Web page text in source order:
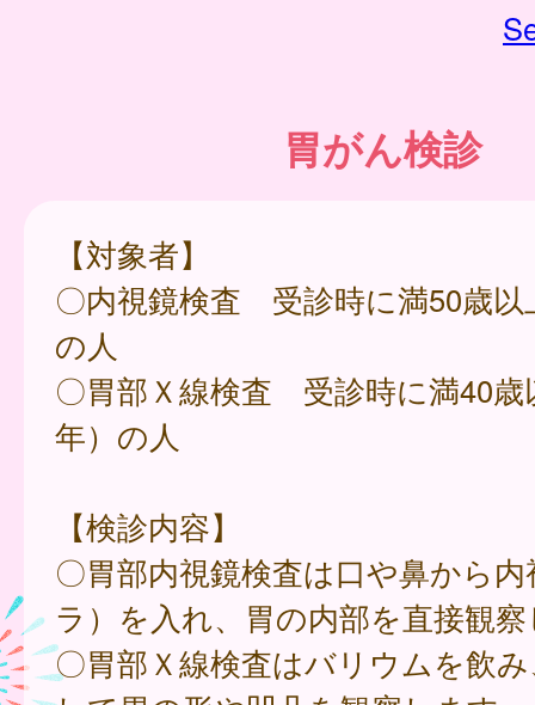
胃がん検診
【対象者】
〇内視鏡検査 受診時に満50歳以
の人
〇胃部Ｘ線検査 受診時に満40歳
年）の人
【検診内容】
〇胃部内視鏡検査は口や鼻から
ラ）を入れ、胃の内部を直接観
〇胃部Ｘ線検査はバリウムを飲